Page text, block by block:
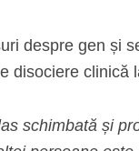
despre gen și
disociere clinică
schimbată și